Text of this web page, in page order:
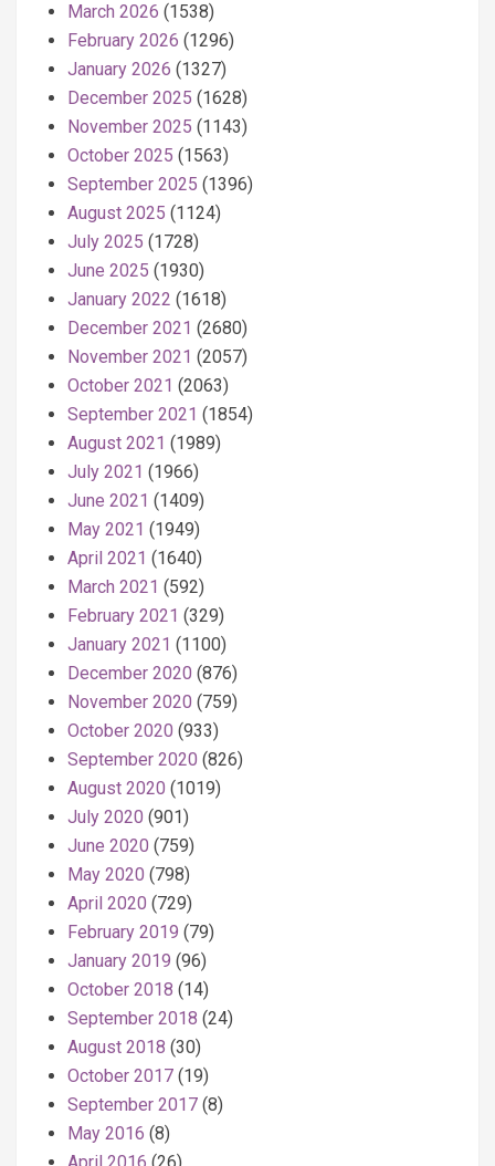
March 2026 (1538)
February 2026 (1296)
January 2026 (1327)
December 2025 (1628)
November 2025 (1143)
October 2025 (1563)
September 2025 (1396)
August 2025 (1124)
July 2025 (1728)
June 2025 (1930)
January 2022 (1618)
December 2021 (2680)
November 2021 (2057)
October 2021 (2063)
September 2021 (1854)
August 2021 (1989)
July 2021 (1966)
June 2021 (1409)
May 2021 (1949)
April 2021 (1640)
March 2021 (592)
February 2021 (329)
January 2021 (1100)
December 2020 (876)
November 2020 (759)
October 2020 (933)
September 2020 (826)
August 2020 (1019)
July 2020 (901)
June 2020 (759)
May 2020 (798)
April 2020 (729)
February 2019 (79)
January 2019 (96)
October 2018 (14)
September 2018 (24)
August 2018 (30)
October 2017 (19)
September 2017 (8)
May 2016 (8)